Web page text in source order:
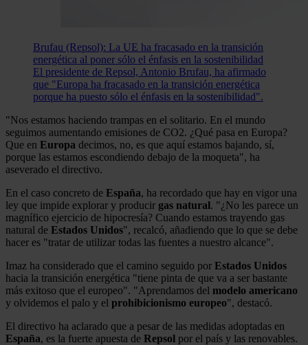
Brufau (Repsol): La UE ha fracasado en la transición
energética al poner sólo el énfasis en la sostenibilidad
El presidente de Repsol, Antonio Brufau, ha afirmado
que "Europa ha fracasado en la transición energética
porque ha puesto sólo el énfasis en la sostenibilidad".
"Nos estamos haciendo trampas en el solitario. En el mundo
seguimos aumentando emisiones de CO2. ¿Qué pasa en Europa?
Que en Europa decimos, no, es que aquí estamos bajando, sí,
porque las estamos escondiendo debajo de la moqueta", ha
aseverado el directivo.
En el caso concreto de España, ha recordado que hay en vigor una
ley que impide explorar y producir gas natural. "¿No les parece un
magnífico ejercicio de hipocresía? Cuando estamos trayendo gas
natural de Estados Unidos", recalcó, añadiendo que lo que se debe
hacer es "tratar de utilizar todas las fuentes a nuestro alcance".
Imaz ha considerado que el camino seguido por Estados Unidos
hacia la transición energética "tiene pinta de que va a ser bastante
más exitoso que el europeo". "Aprendamos del modelo americano
y olvidemos el palo y el prohibicionismo europeo", destacó.
El directivo ha aclarado que a pesar de las medidas adoptadas en
España, es la fuerte apuesta de Repsol por el país y las renovables.